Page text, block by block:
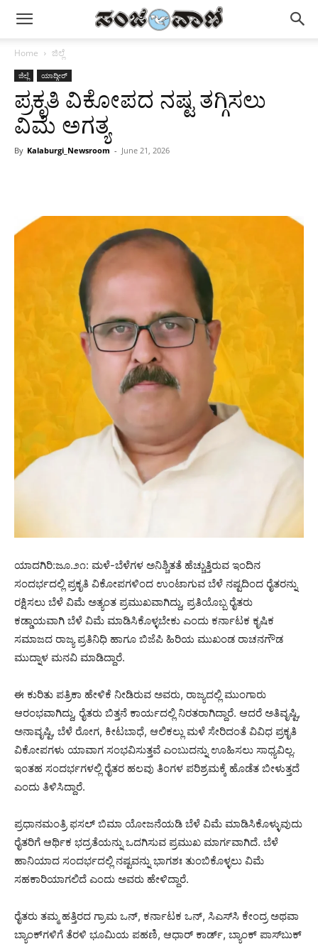
Home ಜಿಲ್ಲೆ
ಜಿಲ್ಲೆ ಯಾದ್ಗೀರ್
ಪ್ರಕೃತಿ ವಿಕೋಪದ ನಷ್ಟ ತಗ್ಗಿಸಲು
ವಿಮೆ ಅಗತ್ಯ
By Kalaburgi_Newsroom - June 21, 2026
ಯಾದಗಿರಿ:ಜೂ.೨೧: ಮಳೆ-ಬೆಳೆಗಳ ಅನಿಶ್ಚಿತತೆ ಹೆಚ್ಚುತ್ತಿರುವ ಇಂದಿನ
ಸಂದರ್ಭದಲ್ಲಿ ಪ್ರಕೃತಿ ವಿಕೋಪಗಳಿಂದ ಉಂಟಾಗುವ ಬೆಳೆ ನಷ್ಟದಿಂದ ರೈತರನ್ನು
ರಕ್ಷಿಸಲು ಬೆಳೆ ವಿಮೆ ಅತ್ಯಂತ ಪ್ರಮುಖವಾಗಿದ್ದು, ಪ್ರತಿಯೊಬ್ಬ ರೈತರು
ಕಡ್ಡಾಯವಾಗಿ ಬೆಳೆ ವಿಮೆ ಮಾಡಿಸಿಕೊಳ್ಳಬೇಕು ಎಂದು ಕರ್ನಾಟಕ ಕೃಷಿಕ
ಸಮಾಜದ ರಾಜ್ಯ ಪ್ರತಿನಿಧಿ ಹಾಗೂ ಬಿಜೆಪಿ ಹಿರಿಯ ಮುಖಂಡ ರಾಚನಗೌಡ
ಮುದ್ನಾಳ ಮನವಿ ಮಾಡಿದ್ದಾರೆ.
ಈ ಕುರಿತು ಪತ್ರಿಕಾ ಹೇಳಿಕೆ ನೀಡಿರುವ ಅವರು, ರಾಜ್ಯದಲ್ಲಿ ಮುಂಗಾರು
ಆರಂಭವಾಗಿದ್ದು, ರೈತರು ಬಿತ್ತನೆ ಕಾರ್ಯದಲ್ಲಿ ನಿರತರಾಗಿದ್ದಾರೆ. ಆದರೆ ಅತಿವೃಷ್ಟಿ,
ಅನಾವೃಷ್ಟಿ, ಬೆಳೆ ರೋಗ, ಕೀಟಬಾಧೆ, ಆಲಿಕಲ್ಲು ಮಳೆ ಸೇರಿದಂತೆ ವಿವಿಧ ಪ್ರಕೃತಿ
ವಿಕೋಪಗಳು ಯಾವಾಗ ಸಂಭವಿಸುತ್ತವೆ ಎಂಬುದನ್ನು ಊಹಿಸಲು ಸಾಧ್ಯವಿಲ್ಲ.
ಇಂತಹ ಸಂದರ್ಭಗಳಲ್ಲಿ ರೈತರ ಹಲವು ತಿಂಗಳ ಪರಿಶ್ರಮಕ್ಕೆ ಹೊಡೆತ ಬೀಳುತ್ತದೆ
ಎಂದು ತಿಳಿಸಿದ್ದಾರೆ.
ಪ್ರಧಾನಮಂತ್ರಿ ಫಸಲ್ ಬಿಮಾ ಯೋಜನೆಯಡಿ ಬೆಳೆ ವಿಮೆ ಮಾಡಿಸಿಕೊಳ್ಳುವುದು
ರೈತರಿಗೆ ಆರ್ಥಿಕ ಭದ್ರತೆಯನ್ನು ಒದಗಿಸುವ ಪ್ರಮುಖ ಮಾರ್ಗವಾಗಿದೆ. ಬೆಳೆ
ಹಾನಿಯಾದ ಸಂದರ್ಭದಲ್ಲಿ ನಷ್ಟವನ್ನು ಭಾಗಶಃ ತುಂಬಿಕೊಳ್ಳಲು ವಿಮೆ
ಸಹಕಾರಿಯಾಗಲಿದೆ ಎಂದು ಅವರು ಹೇಳಿದ್ದಾರೆ.
ರೈತರು ತಮ್ಮ ಹತ್ತಿರದ ಗ್ರಾಮ ಒನ್, ಕರ್ನಾಟಕ ಒನ್, ಸಿಎಸ್‌ಸಿ ಕೇಂದ್ರ ಅಥವಾ
ಬ್ಯಾಂಕ್‌ಗಳಿಗೆ ತೆರಳಿ ಭೂಮಿಯ ಪಹಣಿ, ಆಧಾರ್ ಕಾರ್ಡ್, ಬ್ಯಾಂಕ್ ಪಾಸ್‌ಬುಕ್